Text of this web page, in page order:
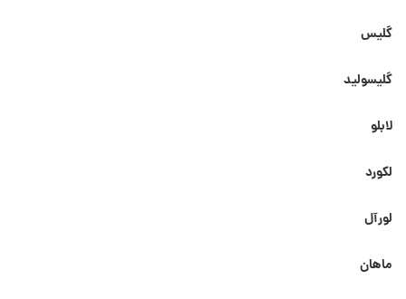
گلیس
گلیسولید
لابلو
لکورد
لورآل
ماهان